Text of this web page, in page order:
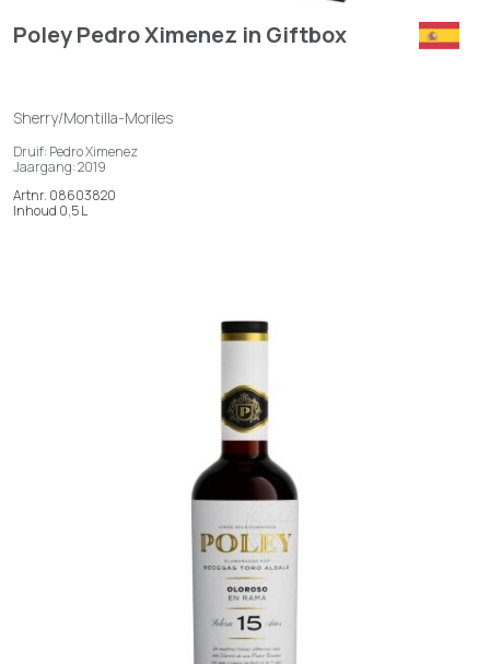
Poley Pedro Ximenez in Giftbox
Sherry/Montilla-Moriles
Druif: Pedro Ximenez
Jaargang: 2019
Artnr. 08603820
Inhoud 0,5 L